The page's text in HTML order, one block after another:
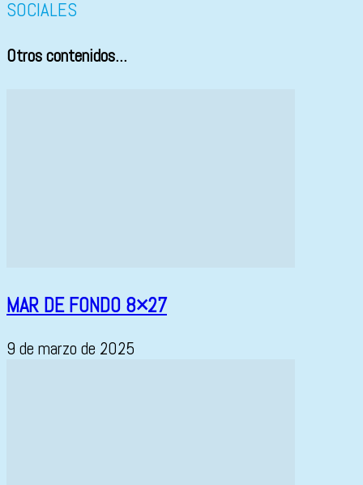
SOCIALES
Otros contenidos...
MAR DE FONDO 8×27
9 de marzo de 2025